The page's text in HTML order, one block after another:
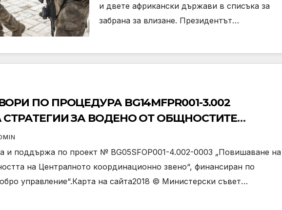
и двете африкански държави в списъка за
забрана за влизане. Президентът…
ПО ПРОЦЕДУРА BG14MFPR001-3.002
СТРАТЕГИИ ЗА ВОДЕНО ОТ ОБЩНОСТИТЕ
ПО ПМДРА
и поддържа по проект № BG05SFOP001-4.002-0003 „Повишаване на
на Централното координационно звено“, финансиран по
управление“.Карта на сайта2018 © Министерски съвет…